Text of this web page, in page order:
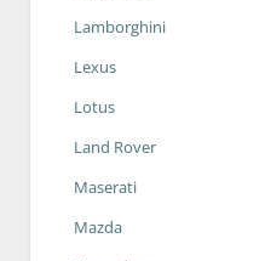
Lamborghini
Lexus
Lotus
Land Rover
Maserati
Mazda